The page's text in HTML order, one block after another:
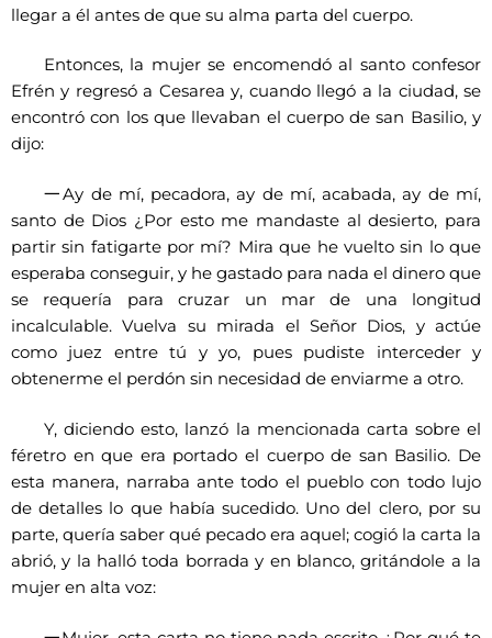
llegar a él antes de que su alma parta del cuerpo.
Entonces, la mujer se encomendó al santo confesor
Efrén y regresó a Cesarea y, cuando llegó a la ciudad, se
encontró con los que llevaban el cuerpo de san Basilio, y
dijo:
一Ay de mí, pecadora, ay de mí, acabada, ay de mí,
santo de Dios ¿Por esto me mandaste al desierto, para
partir sin fatigarte por mí? Mira que he vuelto sin lo que
esperaba conseguir, y he gastado para nada el dinero que
se requería para cruzar un mar de una longitud
incalculable. Vuelva su mirada el Señor Dios, y actúe
como juez entre tú y yo, pues pudiste interceder y
obtenerme el perdón sin necesidad de enviarme a otro.
Y, diciendo esto, lanzó la mencionada carta sobre el
féretro en que era portado el cuerpo de san Basilio. De
esta manera, narraba ante todo el pueblo con todo lujo
de detalles lo que había sucedido. Uno del clero, por su
parte, quería saber qué pecado era aquel; cogió la carta la
abrió, y la halló toda borrada y en blanco, gritándole a la
mujer en alta voz: